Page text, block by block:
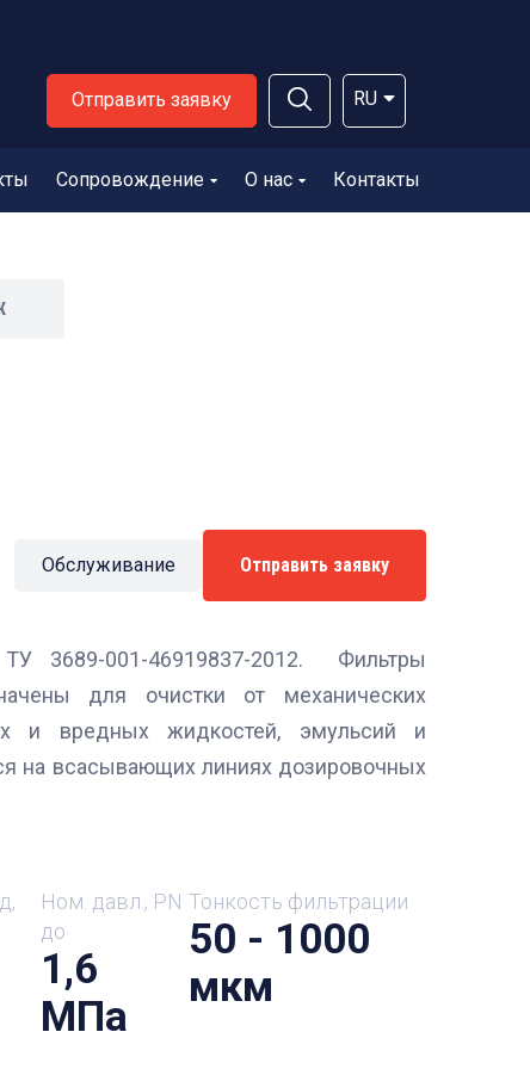
Отправить заявку RU
Сопровождение О нас Контакты
Обслуживание Отправить заявку
3689-001-46919837-2012. Фильтры
для очистки от механических
и вредных жидкостей, эмульсий и
на всасывающих линиях дозировочных
Ном. давл., PN
до
1,6
МПа
Тонкость фильтрации
50 - 1000
мкм